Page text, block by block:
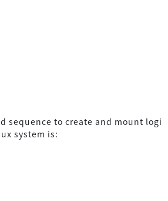
sequence to create and mount logi
system is: